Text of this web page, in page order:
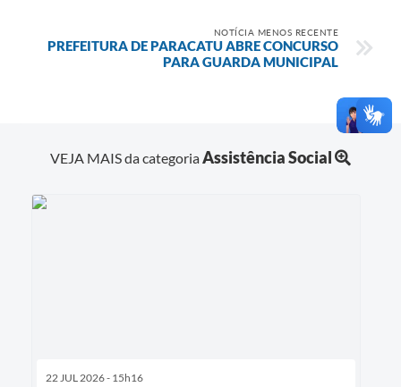
NOTÍCIA MENOS RECENTE
PREFEITURA DE PARACATU ABRE CONCURSO
PARA GUARDA MUNICIPAL
VEJA MAIS da categoriaAssistência Social
22 JUL 2026 - 15h16